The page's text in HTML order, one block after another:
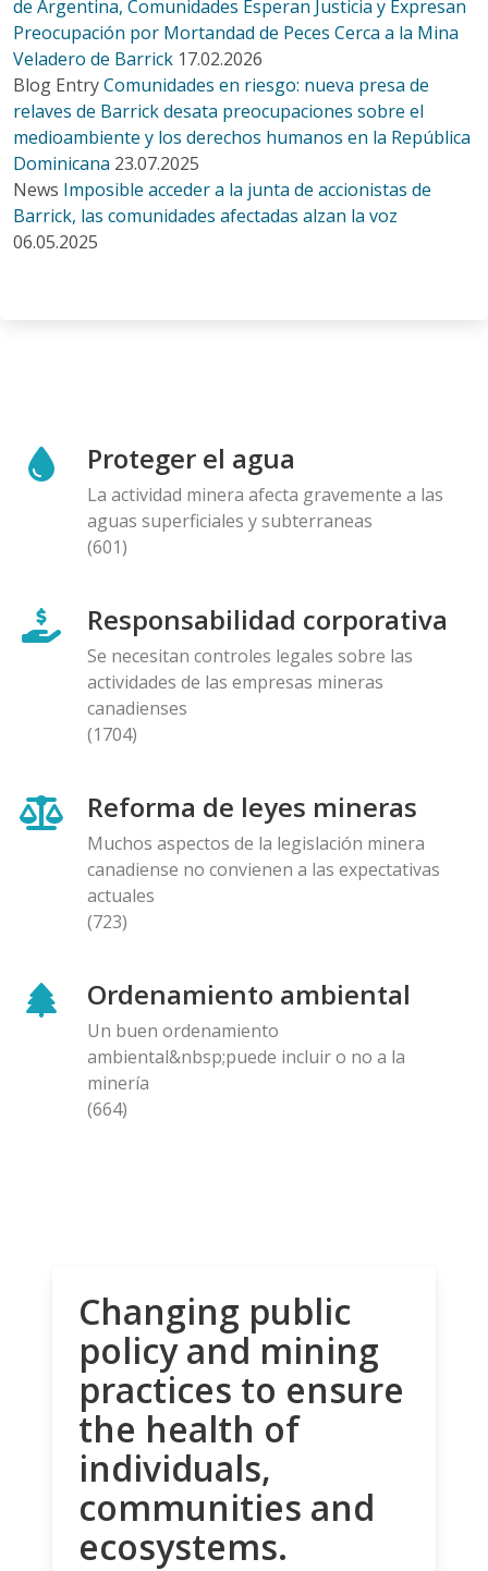
de Argentina, Comunidades Esperan Justicia y Expresan
Preocupación por Mortandad de Peces Cerca a la Mina
Veladero de Barrick 17.02.2026
Blog EntryComunidades en riesgo: nueva presa de
relaves de Barrick desata preocupaciones sobre el
medioambiente y los derechos humanos en la República
Dominicana 23.07.2025
News Imposible acceder a la junta de accionistas de
Barrick, las comunidades afectadas alzan la voz
06.05.2025
Proteger el agua
La actividad minera afecta gravemente a las
aguas superficiales y subterraneas
(601)
Responsabilidad corporativa
Se necesitan controles legales sobre las
actividades de las empresas mineras
canadienses
(1704)
Reforma de leyes mineras
Muchos aspectos de la legislación minera
canadiense no convienen a las expectativas
actuales
(723)
Ordenamiento ambiental
Un buen ordenamiento
ambiental&nbsp;puede incluir o no a la
minería
(664)
Changing public
policy and mining
practices to ensure
the health of
individuals,
communities and
ecosystems.